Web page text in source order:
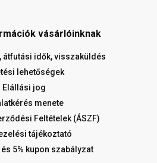
vásárlóinknak
átfutási idők, visszaküldés
lehetőségek
Elállási jog
menete
Feltételek (ÁSZF)
tájékoztató
5% kupon szabályzat